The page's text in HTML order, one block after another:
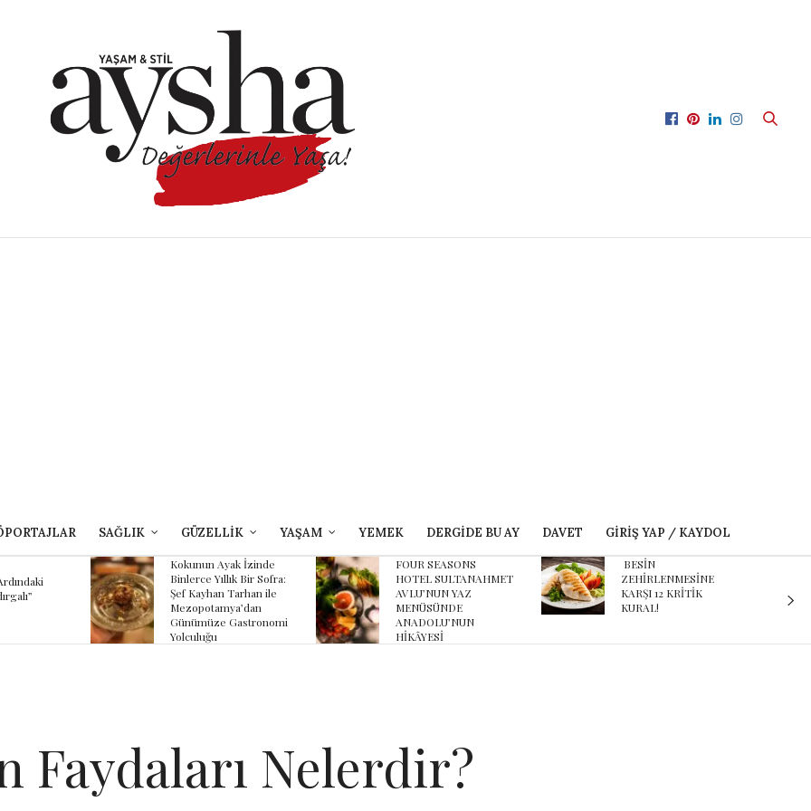
SAĞLIK GÜZELLİK YAŞAM YEMEK DERGIDE BU AY DAVET GIRIŞ YAP / KAYDOL
Bir Sofra:
Tarhan ile
FOUR SEASONS
HOTEL SULTANAHMET
AVLU’NUN YAZ
MENÜSÜNDE
ANADOLU’NUN
HİKÂYESİ
BESİN
ZEHİRLENMESİNE
KARŞI 12 KRİTİK
KURAL!
Karnaval’dan geçmişe
davet eden yeni
podcast serisi: Ayşegül
Aldinç ile O Zaman
Faydaları Nelerdir?